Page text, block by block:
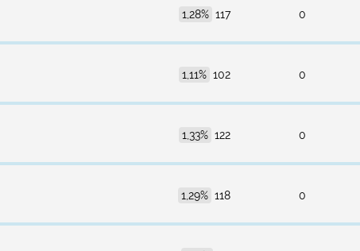
1,28% 117 0
1,11% 102 0
1,33% 122 0
1,29% 118 0